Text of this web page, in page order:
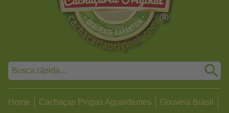
Home Cachaças Pingas Aguardentes Gouveia Brasil